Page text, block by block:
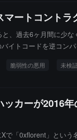
ートコント
、過去6ヶ月間に少
イトコードを逆コン
数千の未検証契約を
脆弱性の悪用 未検
カーが2016
で「0xflorent」とい